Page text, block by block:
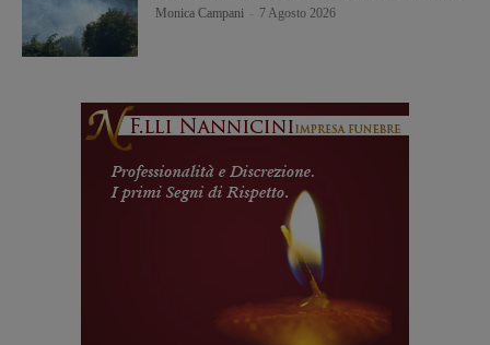
Monica Campani 7 Agosto 2026